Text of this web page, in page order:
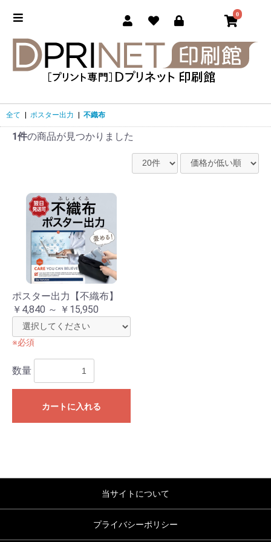
0
全て ポスター出力 不織布
1件の商品が見つかりました
ポスター出力【不織布】
￥4,840 ～ ￥15,950
※必須
数量
カートに入れる
当サイトについて
プライバシーポリシー